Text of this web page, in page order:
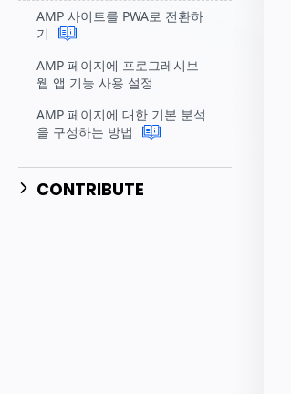
AMP 사이트를 PWA로 전환하
기
AMP 페이지에 프로그레시브
웹 앱 기능 사용 설정
AMP 페이지에 대한 기본 분석
을 구성하는 방법
CONTRIBUTE